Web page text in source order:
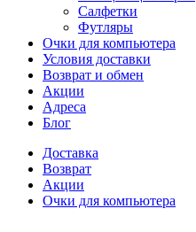
Салфетки
Футляры
Очки для компьютера
Условия доставки
Возврат и обмен
Акции
Адреса
Блог
Доставка
Возврат
Акции
Очки для компьютера